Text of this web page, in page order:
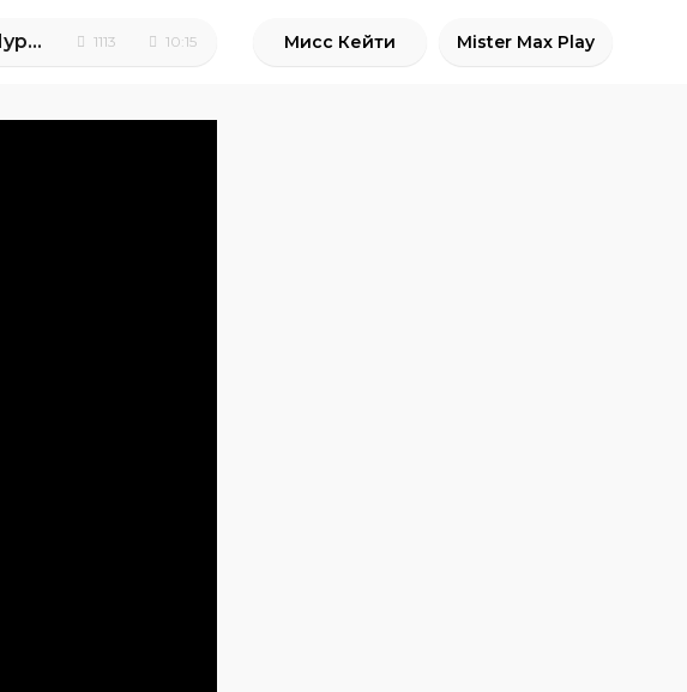
Cat baby Shower / Сколько котят родила КОШЕЧКА Мурка ? 10:15
1113 Мисс Кейти Mister Max Play